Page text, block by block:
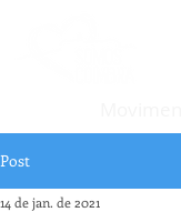
Post
14 de jan. de 2021